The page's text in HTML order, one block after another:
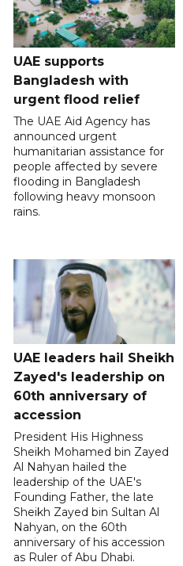
UAE supports
Bangladesh with
urgent flood relief
The UAE Aid Agency has
announced urgent
humanitarian assistance for
people affected by severe
flooding in Bangladesh
following heavy monsoon
rains.
UAE leaders hail Sheikh
Zayed's leadership on
60th anniversary of
accession
President His Highness
Sheikh Mohamed bin Zayed
Al Nahyan hailed the
leadership of the UAE's
Founding Father, the late
Sheikh Zayed bin Sultan Al
Nahyan, on the 60th
anniversary of his accession
as Ruler of Abu Dhabi.